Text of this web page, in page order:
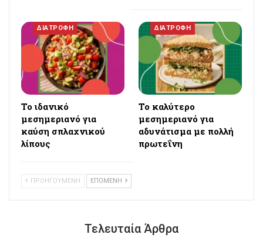
ΔΙΑΤΡΟΦΗ
Το ιδανικό
μεσημεριανό για
καύση σπλαχνικού
λίπους
ΔΙΑΤΡΟΦΗ
Το καλύτερο
μεσημεριανό για
αδυνάτισμα με πολλή
πρωτεΐνη
ΠΡΟΗΓΟΥΜΕΝΗ ΕΠΟΜΕΝΗ
Τελευταία Άρθρα